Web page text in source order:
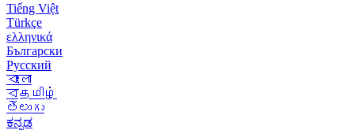
Tiếng Việt
Türkçe
ελληνικά
Български
Русский
বাংলা
বதமிழ்
తెలుగు
ಕನ್ನಡ